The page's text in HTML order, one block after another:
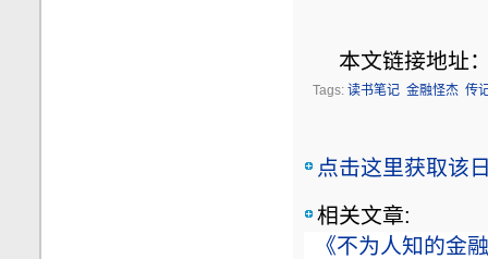
本文链接地址
Tags: 读书笔记 金融怪杰 传
点击这里获取该
相关文章:
《不为人知的金